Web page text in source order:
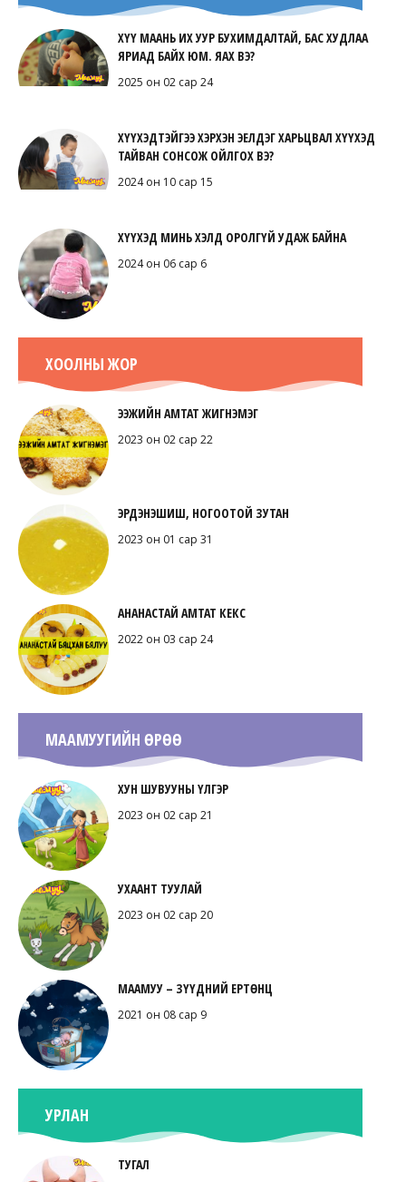
ХҮҮ МААНЬ ИХ УУР БУХИМДАЛТАЙ, БАС ХУДЛАА
ЯРИАД БАЙХ ЮМ. ЯАХ ВЭ?
2025 он 02 сар 24
ХҮҮХЭДТЭЙГЭЭ ХЭРХЭН ЭЕЛДЭГ ХАРЬЦВАЛ ХҮҮХЭД
ТАЙВАН СОНСОЖ ОЙЛГОХ ВЭ?
2024 он 10 сар 15
ХҮҮХЭД МИНЬ ХЭЛД ОРОЛГҮЙ УДАЖ БАЙНА
2024 он 06 сар 6
ХООЛНЫ ЖОР
ЭЭЖИЙН АМТАТ ЖИГНЭМЭГ
2023 он 02 сар 22
ЭРДЭНЭШИШ, НОГООТОЙ ЗУТАН
2023 он 01 сар 31
АНАНАСТАЙ АМТАТ КЕКС
2022 он 03 сар 24
МААМУУГИЙН ӨРӨӨ
ХУН ШУВУУНЫ ҮЛГЭР
2023 он 02 сар 21
УХААНТ ТУУЛАЙ
2023 он 02 сар 20
МААМУУ – ЗҮҮДНИЙ ЕРТӨНЦ
2021 он 08 сар 9
УРЛАН
ТУГАЛ